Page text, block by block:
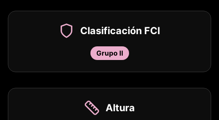
Clasificación FCI
Grupo II
Altura